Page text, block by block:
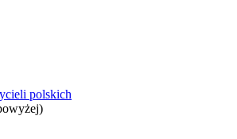
polskich